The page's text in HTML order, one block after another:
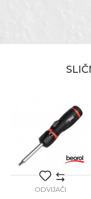
Vrh
Anti-spam zaštita -
ODVIJAČI